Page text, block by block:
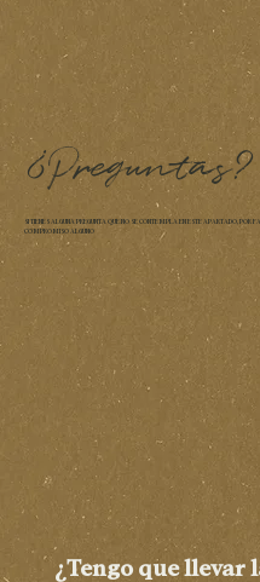
¿Preguntas?
SI TIENES ALGUNA PREGUNTA QUE NO SE CONTEMPLA EN ESTE APARTADO, POR
COMPROMISO ALGUNO
¿Tengo que llevar